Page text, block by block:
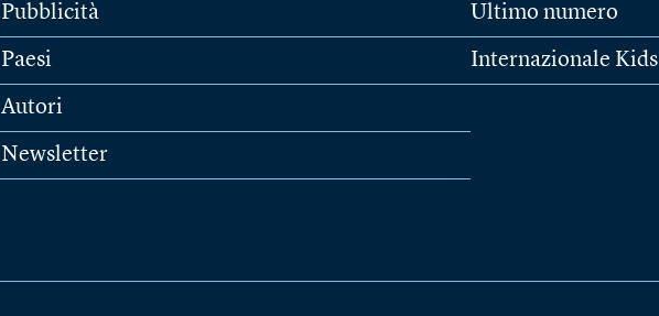
Pubblicità
Paesi
Autori
Newsletter
Ultimo numero
Internazionale Kids